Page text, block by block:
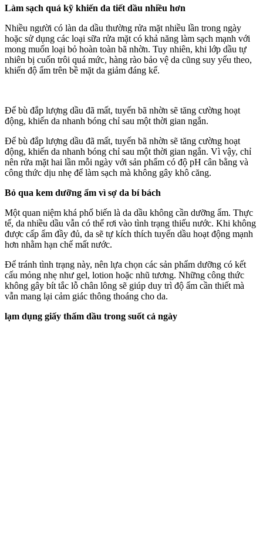
Làm sạch quá kỹ khiến da tiết dầu nhiều hơn
Nhiều người có làn da dầu thường rửa mặt nhiều lần trong ngày
hoặc sử dụng các loại sữa rửa mặt có khả năng làm sạch mạnh với
mong muốn loại bỏ hoàn toàn bã nhờn. Tuy nhiên, khi lớp dầu tự
nhiên bị cuốn trôi quá mức, hàng rào bảo vệ da cũng suy yếu theo,
khiến độ ẩm trên bề mặt da giảm đáng kể.
Để bù đắp lượng dầu đã mất, tuyến bã nhờn sẽ tăng cường hoạt
động, khiến da nhanh bóng chỉ sau một thời gian ngắn.
Để bù đắp lượng dầu đã mất, tuyến bã nhờn sẽ tăng cường hoạt
động, khiến da nhanh bóng chỉ sau một thời gian ngắn. Vì vậy, chỉ
nên rửa mặt hai lần mỗi ngày với sản phẩm có độ pH cân bằng và
công thức dịu nhẹ để làm sạch mà không gây khô căng.
Bỏ qua kem dưỡng ẩm vì sợ da bí bách
Một quan niệm khá phổ biến là da dầu không cần dưỡng ẩm. Thực
tế, da nhiều dầu vẫn có thể rơi vào tình trạng thiếu nước. Khi không
được cấp ẩm đầy đủ, da sẽ tự kíc‌h thí‌ch tuyến dầu hoạt động mạnh
hơn nhằm hạn chế mất nước.
Để tránh tình trạng này, nên lựa chọn các sản phẩm dưỡng có kết
cấu mỏng nhẹ như gel, lotion hoặc nhũ tương. Những công thức
không gây bít tắc lỗ chân lông sẽ giúp duy trì độ ẩm cần thiết mà
vẫn mang lại cảm giác thông thoáng cho da.
lạ‌m dụn‌g giấy thấm dầu trong suốt cả ngày